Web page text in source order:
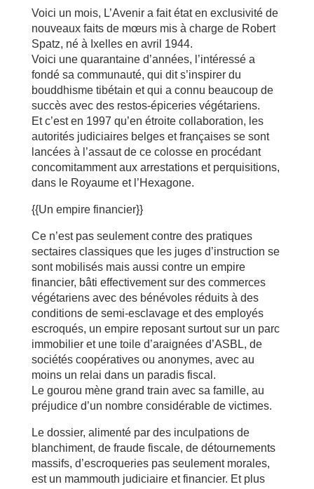
Voici un mois, L’Avenir a fait état en exclusivité de
nouveaux faits de mœurs mis à charge de Robert
Spatz, né à Ixelles en avril 1944.
Voici une quarantaine d’années, l’intéressé a
fondé sa communauté, qui dit s’inspirer du
bouddhisme tibétain et qui a connu beaucoup de
succès avec des restos-épiceries végétariens.
Et c’est en 1997 qu’en étroite collaboration, les
autorités judiciaires belges et françaises se sont
lancées à l’assaut de ce colosse en procédant
concomitamment aux arrestations et perquisitions,
dans le Royaume et l’Hexagone.
{{Un empire financier}}
Ce n’est pas seulement contre des pratiques
sectaires classiques que les juges d’instruction se
sont mobilisés mais aussi contre un empire
financier, bâti effectivement sur des commerces
végétariens avec des bénévoles réduits à des
conditions de semi-esclavage et des employés
escroqués, un empire reposant surtout sur un parc
immobilier et une toile d’araignées d’ASBL, de
sociétés coopératives ou anonymes, avec au
moins un relai dans un paradis fiscal.
Le gourou mène grand train avec sa famille, au
préjudice d’un nombre considérable de victimes.
Le dossier, alimenté par des inculpations de
blanchiment, de fraude fiscale, de détournements
massifs, d’escroqueries pas seulement morales,
est un mammouth judiciaire et financier. Et plus